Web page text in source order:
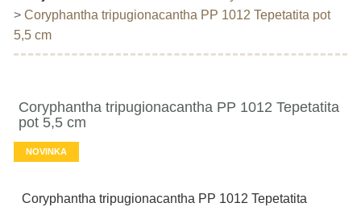
> Coryphantha tripugionacantha PP 1012 Tepetatita pot
5,5 cm
Coryphantha tripugionacantha PP 1012 Tepetatita
pot 5,5 cm
NOVINKA
Coryphantha tripugionacantha PP 1012 Tepetatita